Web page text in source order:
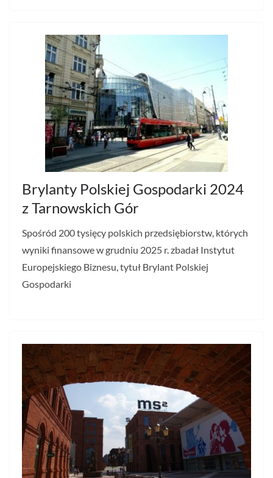
Brylanty Polskiej Gospodarki 2024
z Tarnowskich Gór
Spośród 200 tysięcy polskich przedsiębiorstw, których
wyniki finansowe w grudniu 2025 r. zbadał Instytut
Europejskiego Biznesu, tytuł Brylant Polskiej
Gospodarki